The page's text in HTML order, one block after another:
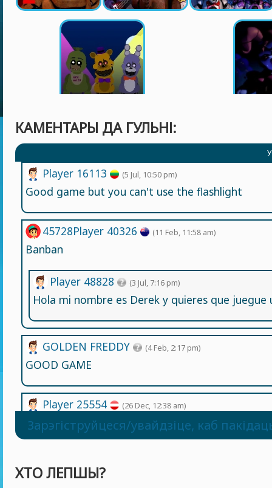
КАМЕНТАРЫ ДА ГУЛЬНІ:
Bbg
Player 25554 (26 Dec, 12:38 am)
good game
GOLDEN FREDDY (4 Feb, 2:17 pm)
GOOD GAME
45728Player 40326 (11 Feb, 11:58 am)
Banban
Player 48828 (3 Jul, 7:16 pm)
Hola mi nombre es Derek y quieres que juegue
Player 16113 (5 Jul, 10:50 pm)
Good game but you can't use the flashlight
Зарэгіструйцеся/увайдзіце, каб
ХТО ЛЕПШЫ?